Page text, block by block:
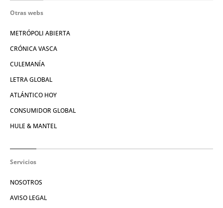
Otras webs
METRÓPOLI ABIERTA
CRÓNICA VASCA
CULEMANÍA
LETRA GLOBAL
ATLÁNTICO HOY
CONSUMIDOR GLOBAL
HULE & MANTEL
Servicios
NOSOTROS
AVISO LEGAL